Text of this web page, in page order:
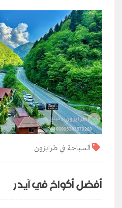
السياحة في طرابزون
أفضل أكواخ في آيدر